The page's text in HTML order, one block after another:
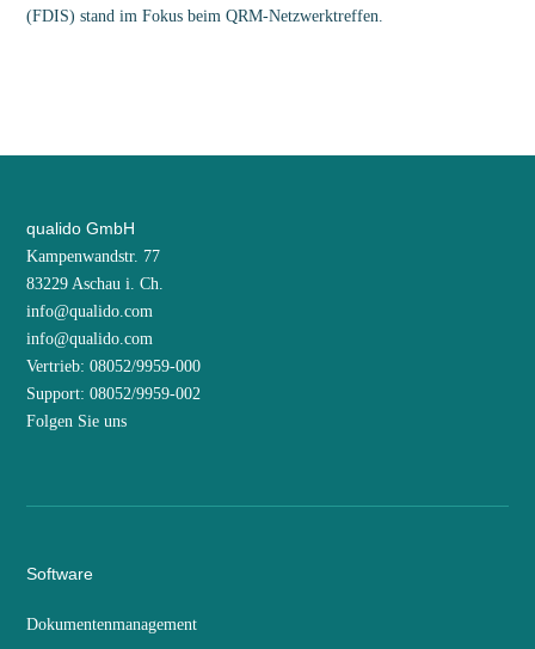
(FDIS) stand im Fokus beim QRM-Netzwerktreffen.
qualido GmbH
Kampenwandstr. 77
83229 Aschau i. Ch.
info@qualido.com
info@qualido.com
Vertrieb: 08052/9959-000
Support: 08052/9959-002
Folgen Sie uns
Software
Dokumentenmanagement